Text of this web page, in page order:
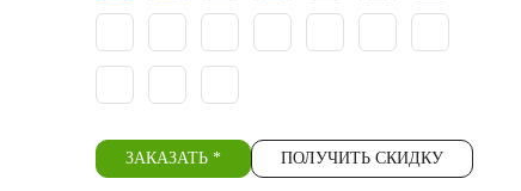
ЗАКАЗАТЬ * ПОЛУЧИТЬ СКИДКУ